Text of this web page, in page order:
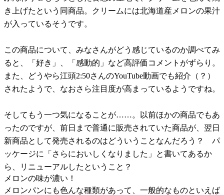
き上げたという同商品。クリームには北海道産メロンの果汁
が入っているそうです。
この商品について、みなさんがどう感じているのか調べてみ
ると、「好き」、「感動的」など高評価コメントがずらり。
また、どうやら江頭2:50さんのYouTube動画でも紹介（？）
されたようで、なおさら注目度が高まっているようですね。
そしてもう一つ気になることが……。以前ほかの商品でもあ
ったのですが、前日まで普通に販売されていた商品が、翌日
新商品として発売されるのはどういうことなんだろう？ パ
ッケージに「さらにおいしくなりました」と書いてあるか
ら、リニューアルしたということ？
メロンの味が濃い！
メロンパンにも色んな種類があって、一般的なものといえば